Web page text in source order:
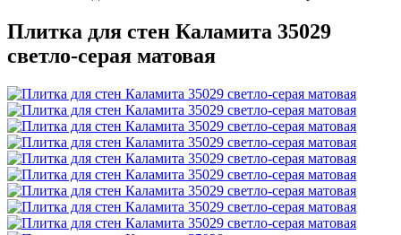
Плитка для стен Каламита 35029
светло-серая матовая